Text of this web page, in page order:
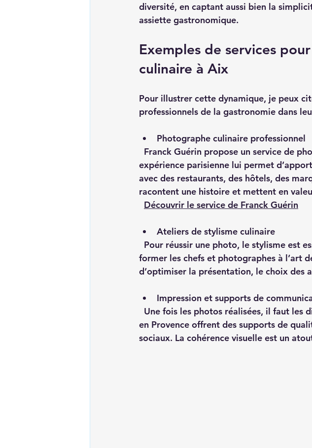
diversité, en captant aussi bien la
assiette gastronomique.
Exemples de services
culinaire à Aix
Pour illustrer cette dynamique, je peux
professionnels de la gastronomie dans
Photographe culinaire professionnel
expérience parisienne lui permet
avec des restaurants, des hôtels, des
racontent une histoire et mettent en
Découvrir le service de Franck Guérin
Ateliers de stylisme culinaire
former les chefs et photographes à l’art
d’optimiser la présentation, le choix des
Impression et supports de
en Provence offrent des supports de
sociaux. La cohérence visuelle est un